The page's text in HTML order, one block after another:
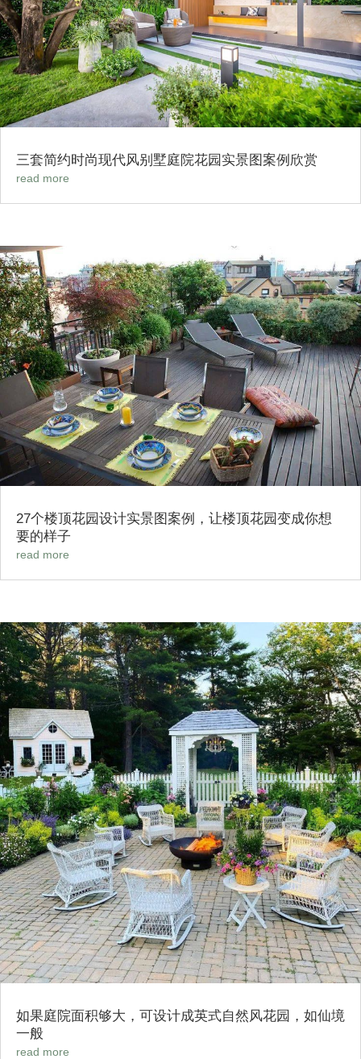
三套简约时尚现代风别墅庭院花园实景图案例欣赏
read more
27个楼顶花园设计实景图案例，让楼顶花园变成你想
要的样子
read more
如果庭院面积够大，可设计成英式自然风花园，如仙境
一般
read more